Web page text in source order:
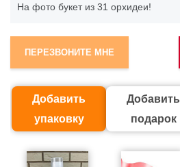
На фото букет из 31 орхидеи!
ПЕРЕЗВОНИТЕ МНЕ
Добавить
упаковку
Добавить
подарок